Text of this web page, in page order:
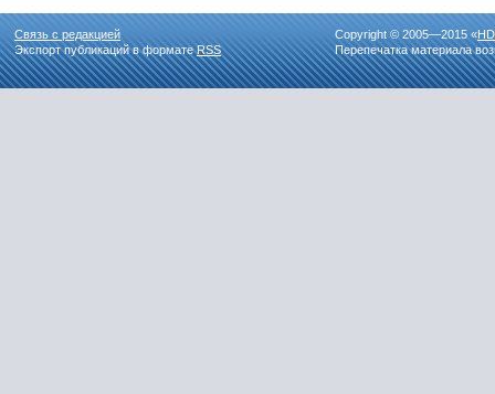
Связь с редакцией
Экспорт публикаций в форматеRSS
Copyright © 2005—2015 «
Перепечатка материала